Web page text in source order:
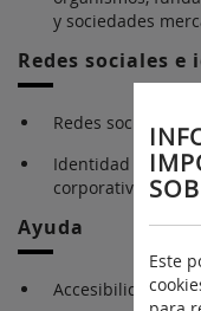
y sociedades
Redes sociales
Redes sociales
Identidad gráfica
corporativa
Ayuda
Accesibilidad
Este